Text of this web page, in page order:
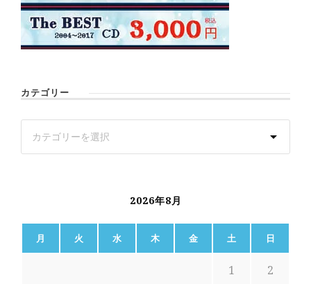
カテゴリー
2026年8月
月 火 水 木 金 土 日
1 2